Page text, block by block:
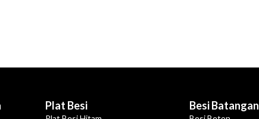
Plat Besi Besi Batangan